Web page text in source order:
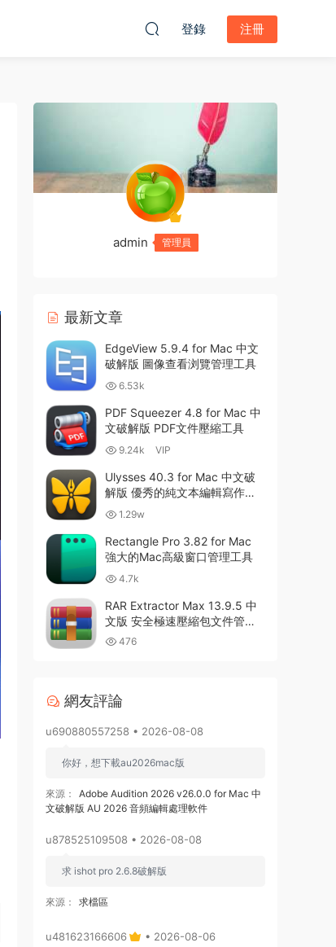
登錄 注冊
admin 管理員
最新文章
EdgeView 5.9.4 for Mac 中文
破解版 圖像查看浏覽管理工具
6.53k
PDF Squeezer 4.8 for Mac 中
文破解版 PDF文件壓縮工具
9.24k VIP
Ulysses 40.3 for Mac 中文破
解版 優秀的純文本編輯寫作軟
件 1.29w
Rectangle Pro 3.82 for Mac
強大的Mac高級窗口管理工具
4.7k
RAR Extractor Max 13.9.5 中
文版 安全極速壓縮包文件管理
器 476
網友評論
u690880557258 • 2026-08-08
你好，想下載au2026mac版
來源：
Adobe Audition 2026 v26.0.0 for Mac 中
文破解版 AU 2026 音頻編輯處理軟件
u878525109508 • 2026-08-08
求 ishot pro 2.6.8破解版
來源： 求檔區
u481623166606 • 2026-08-06